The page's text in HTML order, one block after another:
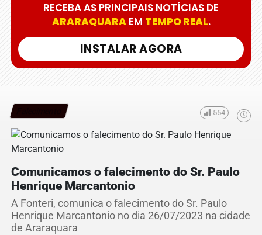
RECEBA AS PRINCIPAIS NOTÍCIAS DE
ARARAQUARAEM TEMPO REAL.
INSTALAR AGORA
554
Comunicamos o falecimento do Sr. Paulo
Henrique Marcantonio
A Fonteri, comunica o falecimento do Sr. Paulo
Henrique Marcantonio no dia 26/07/2023 na cidade
de Araraquara